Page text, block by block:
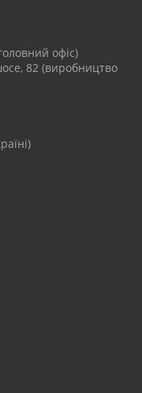
офіс)
82 (виробництво